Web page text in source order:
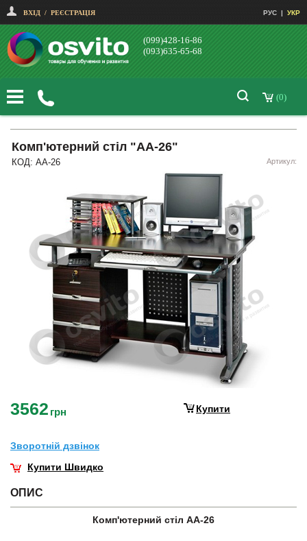
ВХІД / РЕЄСТРАЦІЯ РУС | УКР
(099)428-16-86
(093)635-65-68
(0)
Комп'ютерний стіл "AA-26"
КОД: AA-26 Артикул:
3562 грн Купити
Зворотнiй дзвiнок
Купити Швидко
ОПИС
Комп'ютерний стіл АА-26